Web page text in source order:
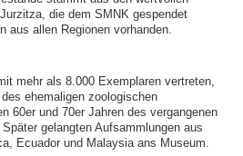
die dem SMNK gespendet
aus allen Regionen vorhanden.
mehr als 8.000 Exemplaren vertreten,
ehemaligen zoologischen
60er und 70er Jahren des vergangenen
gelangten Aufsammlungen aus
Ecuador und Malaysia ans Museum.